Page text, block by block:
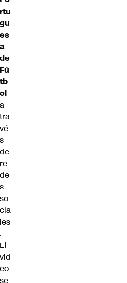
rtu
gu
es
a
de
Fú
tb
ol
a
tra
vé
s
de
re
de
s
so
cia
les
.
El
vid
eo
se